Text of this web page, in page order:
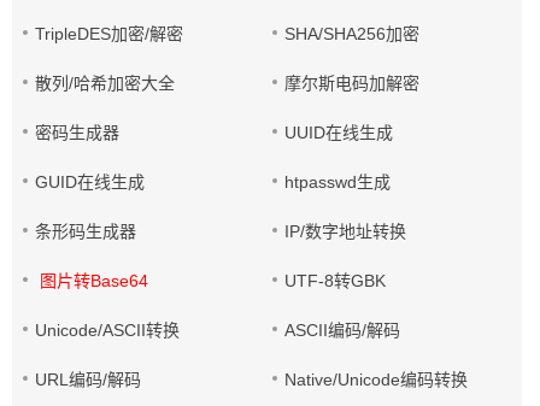
TripleDES加密/解密 SHA/SHA256加密
散列/哈希加密大全 摩尔斯电码加解密
密码生成器 UUID在线生成
GUID在线生成 htpasswd生成
条形码生成器 IP/数字地址转换
图片转Base64 UTF-8转GBK
Unicode/ASCII转换 ASCII编码/解码
URL编码/解码 Native/Unicode编码转换